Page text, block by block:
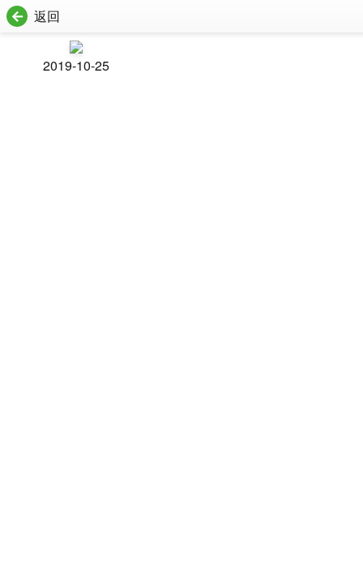
返回
2019-10-25